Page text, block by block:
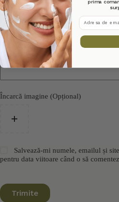
Încarcă imagine (Opțional)
Salvează-mi numele, emailul și
pentru data viitoare când o să
Trimite
prima
adresa de